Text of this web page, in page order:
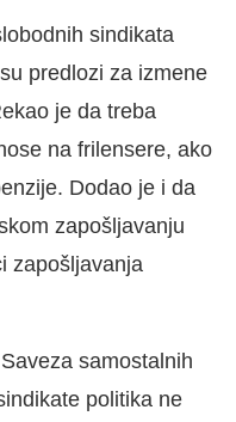
sindikata
predlozi za izmene
je da treba
na frilensere, ako
Dodao je i da
zapošljavanju
zapošljavanja
samostalnih
politika ne